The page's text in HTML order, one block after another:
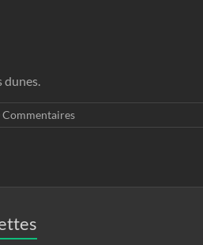
dunes.
Commentaires